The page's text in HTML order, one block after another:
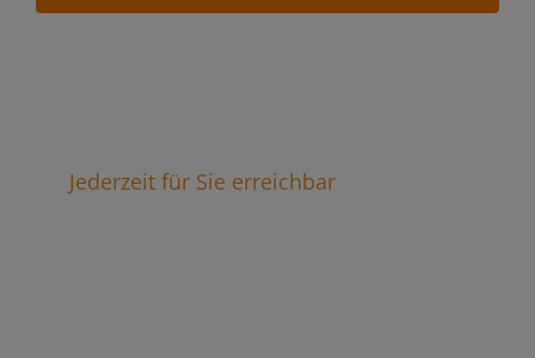
Jederzeit für Sie erreichbar